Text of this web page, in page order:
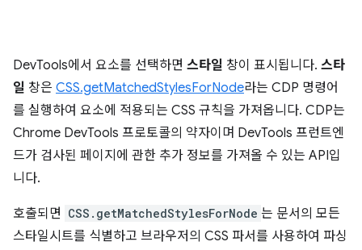
DevTools에서 요소를 선택하면 스타일 창이 표시됩니다. 스타
일 창은 CSS.getMatchedStylesForNode라는 CDP 명령어
를 실행하여 요소에 적용되는 CSS 규칙을 가져옵니다. CDP는
Chrome DevTools 프로토콜의 약자이며 DevTools 프런트엔
드가 검사된 페이지에 관한 추가 정보를 가져올 수 있는 API입
니다.
호출되면 CSS.getMatchedStylesForNode 는 문서의 모든
스타일시트를 식별하고 브라우저의 CSS 파서를 사용하여 파싱